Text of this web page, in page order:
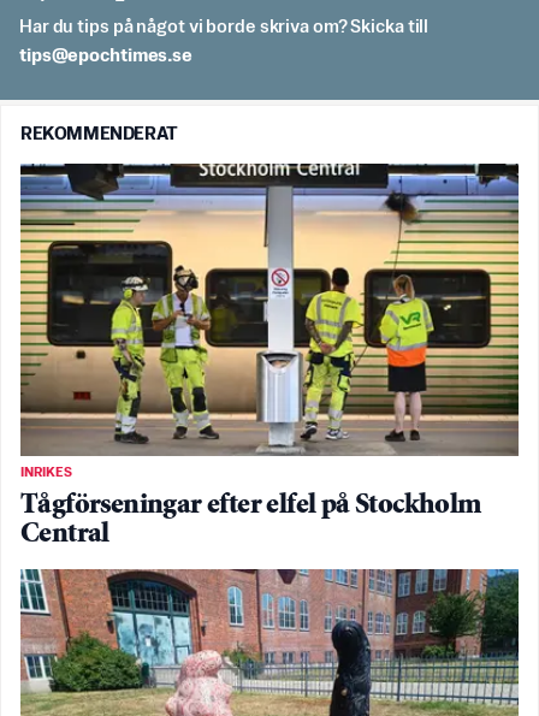
Har du tips på något vi borde skriva om? Skicka till
es.semithcope@spit
REKOMMENDERAT
INRIKES
Tågförseningar efter elfel på Stockholm
Central